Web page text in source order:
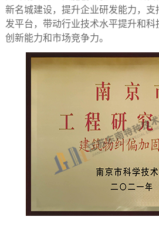
新名城建设，提升企业研发能力，
发平台，带动行业技术水平提升和
创新能力和市场竞争力。